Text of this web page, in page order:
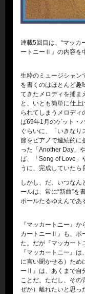
連載5回目は、“マッカ
ートニーⅡ』の内容を
生粋のミュージシャン
を書くのはほとんど趣
てきたメロディを捕ま
と、いとも簡単に仕上
られてしまうメロディ
ば69年1月のゲット・
ぐらいに、「いきな
節をピアノで連続的に
った「Another Day」
ば、「Song of Love」
うに、完成していたら
しかし、だ。いつな
ールは、常に“新曲”を
ポールたるゆえんであ
『マッカートニー』
カートニーⅡ』も、ポ
た。だが『マッカート
『マッカートニー』
に言い聞かせる）ため
ーⅡ』は、あくまで自
ことだ。ただし、その
ぜか）離れたいと思っ